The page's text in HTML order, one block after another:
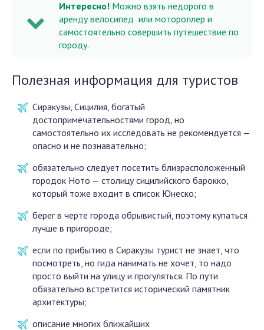
Интересно! Можно взять недорого в
аренду велосипед или мотороллер и
самостоятельно совершить путешествие по
городу.
Полезная информация для туристов
Сиракузы, Сицилия, богатый
достопримечательностями город, но
самостоятельно их исследовать не рекомендуется —
опасно и не познавательно;
обязательно следует посетить близрасположенный
городок Ното — столицу сицилийского барокко,
который тоже входит в список Юнеско;
берег в черте города обрывистый, поэтому купаться
лучше в пригороде;
если по прибытию в Сиракузы турист не знает, что
посмотреть, но гида нанимать не хочет, то надо
просто выйти на улицу и прогуляться. По пути
обязательно встретится исторический памятник
архитектуры;
описание многих ближайших